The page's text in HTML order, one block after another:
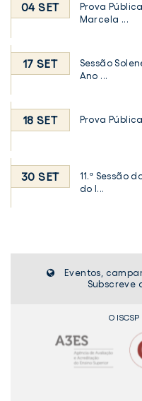
04 SET
Prova
Marcela ...
17 SET
Sessão
Ano ...
18 SET Prova
30 SET
11.ª Sessão
do I...
Eventos,
Subscreve
O